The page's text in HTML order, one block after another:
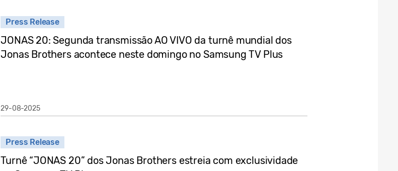
Press Release
JONAS 20: Segunda transmissão AO VIVO da turnê mundial dos
Jonas Brothers acontece neste domingo no Samsung TV Plus
29-08-2025
Press Release
Turnê “JONAS 20” dos Jonas Brothers estreia com exclusividade